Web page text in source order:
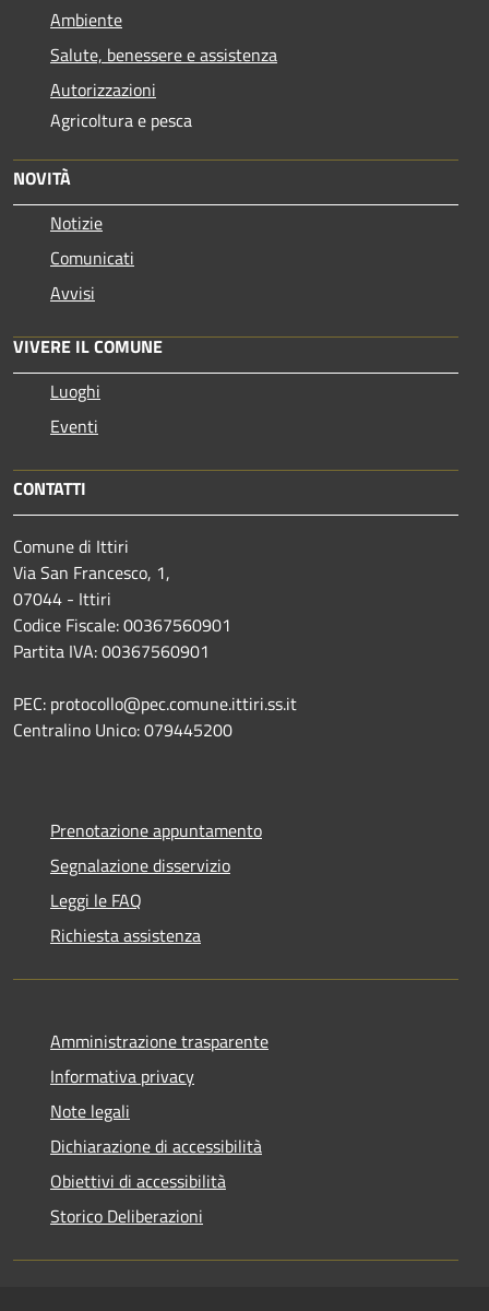
Ambiente
Salute, benessere e assistenza
Autorizzazioni
Agricoltura e pesca
NOVITÀ
Notizie
Comunicati
Avvisi
VIVERE IL COMUNE
Luoghi
Eventi
CONTATTI
Comune di Ittiri
Via San Francesco, 1,
07044 - Ittiri
Codice Fiscale: 00367560901
Partita IVA: 00367560901
PEC: protocollo@pec.comune.ittiri.ss.it
Centralino Unico: 079445200
Prenotazione appuntamento
Segnalazione disservizio
Leggi le FAQ
Richiesta assistenza
Amministrazione trasparente
Informativa privacy
Note legali
Dichiarazione di accessibilità
Obiettivi di accessibilità
Storico Deliberazioni